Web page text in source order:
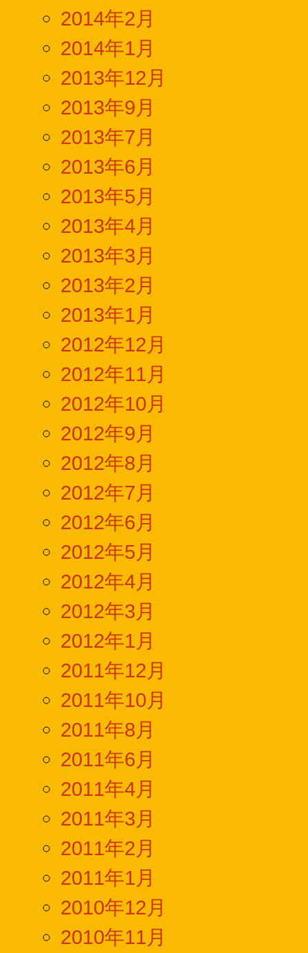
2014年2月
2014年1月
2013年12月
2013年9月
2013年7月
2013年6月
2013年5月
2013年4月
2013年3月
2013年2月
2013年1月
2012年12月
2012年11月
2012年10月
2012年9月
2012年8月
2012年7月
2012年6月
2012年5月
2012年4月
2012年3月
2012年1月
2011年12月
2011年10月
2011年8月
2011年6月
2011年4月
2011年3月
2011年2月
2011年1月
2010年12月
2010年11月